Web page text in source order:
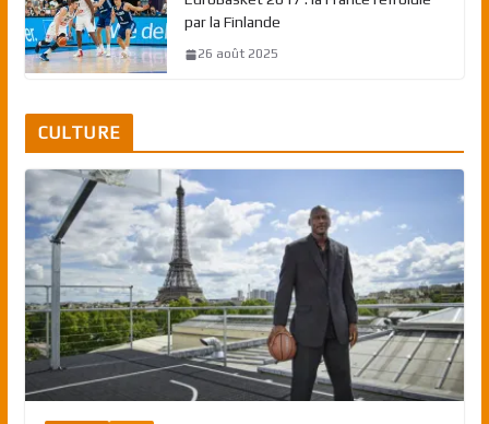
par la Finlande
26 août 2025
CULTURE